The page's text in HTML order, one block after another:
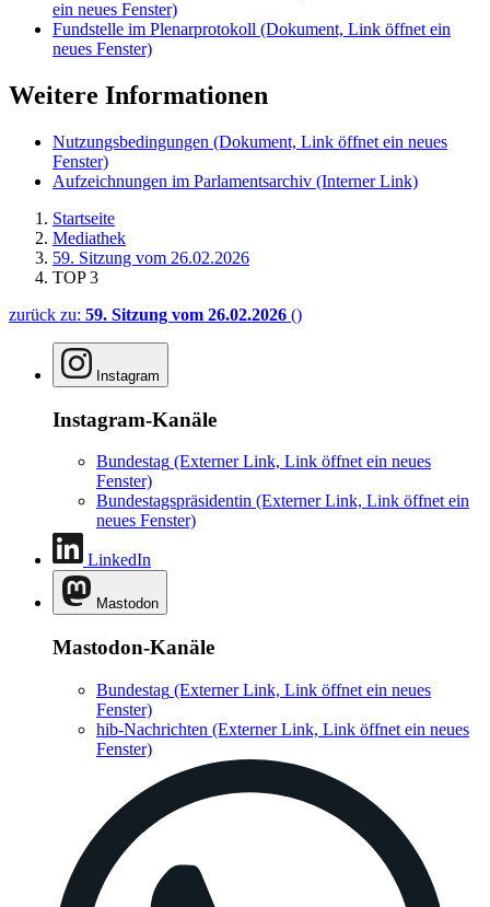
ein neues Fenster)
Fundstelle im Plenarprotokoll (Dokument, Link öffnet ein
neues Fenster)
Weitere Informationen
Nutzungsbedingungen (Dokument, Link öffnet ein neues
Fenster)
Aufzeichnungen im Parlamentsarchiv (Interner Link)
Startseite
Mediathek
59. Sitzung vom 26.02.2026
TOP 3
zurück zu: 59. Sitzung vom 26.02.2026 ()
Instagram
Instagram-Kanäle
Bundestag (Externer Link, Link öffnet ein neues
Fenster)
Bundestagspräsidentin (Externer Link, Link öffnet ein
neues Fenster)
LinkedIn
Mastodon
Mastodon-Kanäle
Bundestag (Externer Link, Link öffnet ein neues
Fenster)
hib-Nachrichten (Externer Link, Link öffnet ein neues
Fenster)